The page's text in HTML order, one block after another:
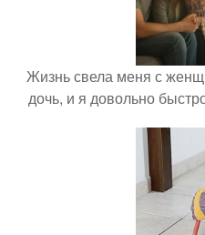
Жизнь свела меня с
дочь, и я довольно